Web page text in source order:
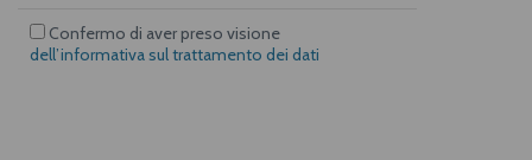
Confermo di aver preso visione
dell’informativa sul trattamento dei dati